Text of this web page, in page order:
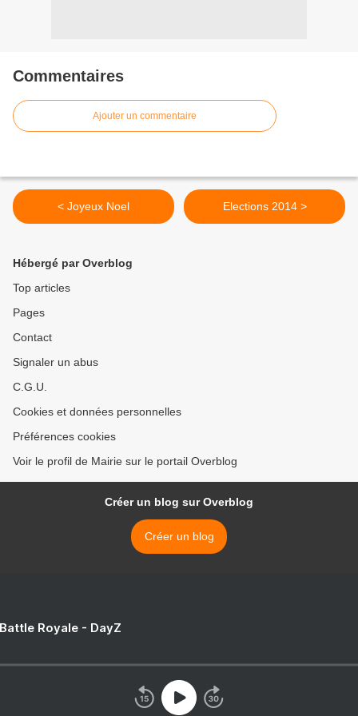
Commentaires
Ajouter un commentaire
< Joyeux Noel Elections 2014 >
Hébergé par Overblog
Top articles
Pages
Contact
Signaler un abus
C.G.U.
Cookies et données personnelles
Préférences cookies
Voir le profil de Mairie sur le portail Overblog
Créer un blog sur Overblog
Créer un blog
Royale - DayZ